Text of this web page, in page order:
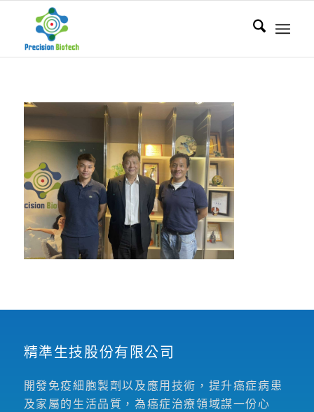
精準生技股份有限公司
開發免疫細胞製劑以及應用技術，提升癌症病患
及家屬的生活品質，為癌症治療領域謀一份心